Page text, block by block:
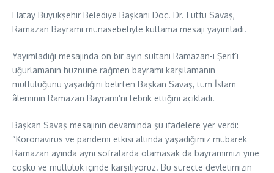
Hatay Büyükşehir Belediye Başkanı Doç. Dr. Lütfü Savaş,
Ramazan Bayramı münasebetiyle kutlama mesajı yayımladı.
Yayımladığı mesajında on bir ayın sultanı Ramazan-ı Şerif’i
uğurlamanın hüznüne rağmen bayramı karşılamanın
mutluluğunu yaşadığını belirten Başkan Savaş, tüm İslam
âleminin Ramazan Bayramı’nı tebrik ettiğini açıkladı.
Başkan Savaş mesajının devamında şu ifadelere yer verdi:
“Koronavirüs ve pandemi etkisi altında yaşadığımız mübarek
Ramazan ayında aynı sofralarda olamasak da bayramımızı yine
coşku ve mutluluk içinde karşılıyoruz. Bu süreçte devletimizin